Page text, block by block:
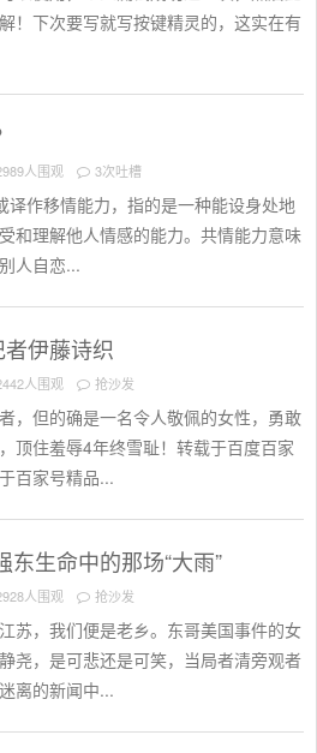
！下次要写就写按键精灵的，这实在有
人围观 3次吐槽
译作移情能力，指的是一种能设身处地
和理解他人情感的能力。共情能力意味
人自恋...
伊藤诗织
人围观 抢沙发
，但的确是一名令人敬佩的女性，勇敢
顶住羞辱4年终雪耻！转载于百度百家
百家号精品...
生命中的那场“大雨”
人围观 抢沙发
苏，我们便是老乡。东哥美国事件的女
尧，是可悲还是可笑，当局者清旁观者
离的新闻中...